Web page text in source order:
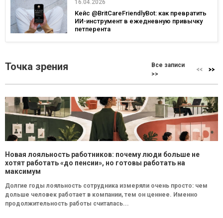
16.04.2026
Кейс @BritCareFriendlyBot: как превратить
ИИ-инструмент в ежедневную привычку
петперента
Точка зрения
Все записи
>>
Новая лояльность работников: почему люди больше не
хотят работать «до пенсии», но готовы работать на
максимум
Долгие годы лояльность сотрудника измеряли очень просто: чем
дольше человек работает в компании, тем он ценнее. Именно
продолжительность работы считалась...